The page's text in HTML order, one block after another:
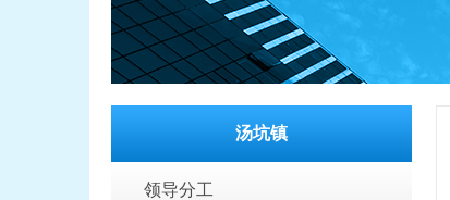
汤坑镇
领导分工